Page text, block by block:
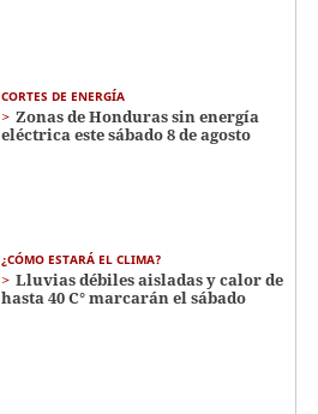
CORTES DE ENERGÍA
Zonas de Honduras sin energía
eléctrica este sábado 8 de agosto
¿CÓMO ESTARÁ EL CLIMA?
Lluvias débiles aisladas y calor de
hasta 40 C° marcarán el sábado